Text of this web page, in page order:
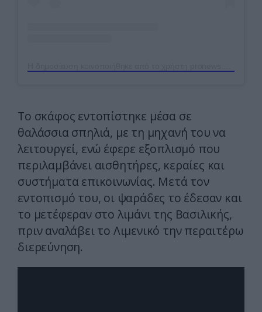
Το σκάφος εντοπίστηκε μέσα σε
θαλάσσια σπηλιά, με τη μηχανή του να
λειτουργεί, ενώ έφερε εξοπλισμό που
περιλαμβάνει αισθητήρες, κεραίες και
συστήματα επικοινωνίας. Μετά τον
εντοπισμό του, οι ψαράδες το έδεσαν και
το μετέφεραν στο λιμάνι της Βασιλικής,
πριν αναλάβει το Λιμενικό την περαιτέρω
διερεύνηση.